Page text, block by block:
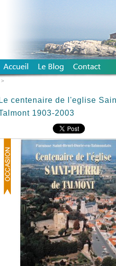
Le centenaire de l'eglise
1903-2003
>